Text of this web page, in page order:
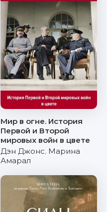
Мир в огне. История
Первой и Второй
мировых войн в цвете
Дэн Джонс, Марина
Амарал